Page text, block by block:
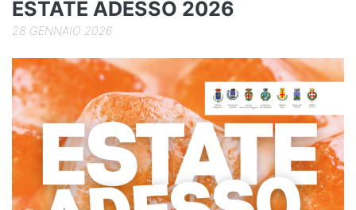
ESTATE ADESSO 2026
28 GENNAIO 2026